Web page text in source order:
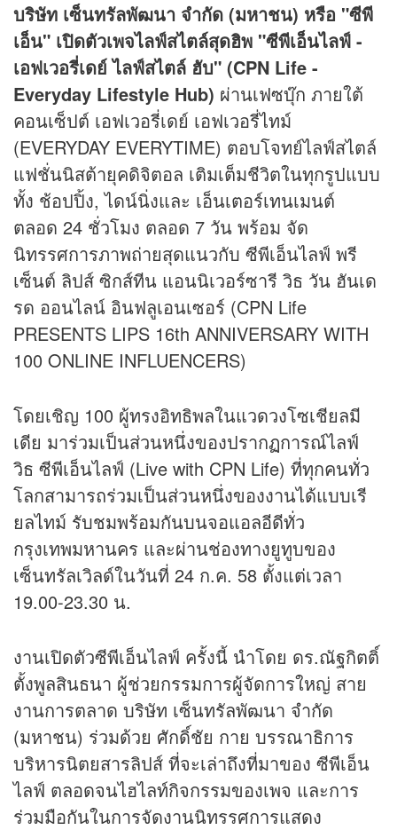
บริษัท เซ็นทรัลพัฒนา จำกัด (มหาชน) หรือ "ซีพี
เอ็น" เปิดตัวเพจไลฟ์สไตล์สุดฮิพ "ซีพีเอ็นไลฟ์ -
เอฟเวอรี่เดย์ ไลฟ์สไตล์ ฮับ" (CPN Life -
Everyday Lifestyle Hub) ผ่านเฟซบุ๊ก ภายใต้
คอนเซ็ปต์ เอฟเวอรี่เดย์ เอฟเวอรี่ไทม์
(EVERYDAY EVERYTIME) ตอบโจทย์ไลฟ์สไตล์
แฟชั่นนิสต้ายุคดิจิตอล เติมเต็มชีวิตในทุกรูปแบบ
ทั้ง ช้อปปิ้ง, ไดน์นิ่งและ เอ็นเตอร์เทนเมนต์
ตลอด 24 ชั่วโมง ตลอด 7 วัน พร้อม จัด
นิทรรศการภาพถ่ายสุดแนวกับ ซีพีเอ็นไลฟ์ พรี
เซ็นต์ ลิปส์ ซิกส์ทีน แอนนิเวอร์ซารี วิธ วัน ฮันเด
รด ออนไลน์ อินฟลูเอนเซอร์ (CPN Life
PRESENTS LIPS 16th ANNIVERSARY WITH
100 ONLINE INFLUENCERS)
โดยเชิญ 100 ผู้ทรงอิทธิพลในแวดวงโซเชียลมี
เดีย มาร่วมเป็นส่วนหนึ่งของปรากฏการณ์ไลฟ์
วิธ ซีพีเอ็นไลฟ์ (Live with CPN Life) ที่ทุกคนทั่ว
โลกสามารถร่วมเป็นส่วนหนึ่งของงานได้แบบเรี
ยลไทม์ รับชมพร้อมกันบนจอแอลอีดีทั่ว
กรุงเทพมหานคร และผ่านช่องทางยูทูบของ
เซ็นทรัลเวิลด์ในวันที่ 24 ก.ค. 58 ตั้งแต่เวลา
19.00-23.30 น.
งานเปิดตัวซีพีเอ็นไลฟ์ ครั้งนี้ นำโดย ดร.ณัฐกิตติ์
ตั้งพูลสินธนา ผู้ช่วยกรรมการผู้จัดการใหญ่ สาย
งานการตลาด บริษัท เซ็นทรัลพัฒนา จำกัด
(มหาชน) ร่วมด้วย ศักดิ์ชัย กาย บรรณาธิการ
บริหารนิตยสารลิปส์ ที่จะเล่าถึงที่มาของ ซีพีเอ็น
ไลฟ์ ตลอดจนไฮไลท์กิจกรรมของเพจ และการ
ร่วมมือกันในการจัดงานนิทรรศการแสดง